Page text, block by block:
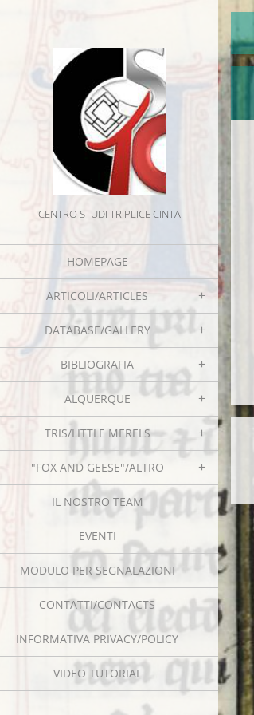
CENTRO STUDI TRIPLICE CINTA
HOMEPAGE
ARTICOLI/ARTICLES
DATABASE/GALLERY
BIBLIOGRAFIA
ALQUERQUE
TRIS/LITTLE MERELS
"FOX AND GEESE"/ALTRO
IL NOSTRO TEAM
EVENTI
MODULO PER SEGNALAZIONI
CONTATTI/CONTACTS
INFORMATIVA PRIVACY/POLICY
VIDEO TUTORIAL